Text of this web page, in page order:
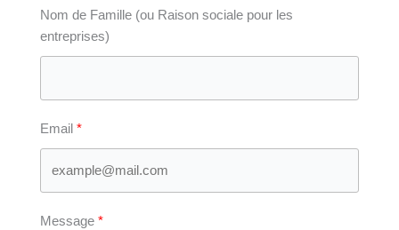
Nom de Famille (ou Raison sociale pour les
entreprises)
Email
Message